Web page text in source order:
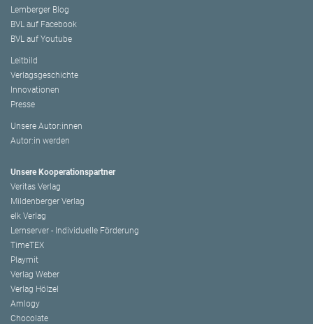
Lemberger Blog
BVL auf Facebook
BVL auf Youtube
Leitbild
Verlagsgeschichte
Innovationen
Presse
Unsere Autor:innen
Autor:in werden
Unsere Kooperationspartner
Veritas Verlag
Mildenberger Verlag
elk Verlag
Lernserver - Individuelle Förderung
TimeTEX
Playmit
Verlag Weber
Verlag Hölzel
Amlogy
Chocolate